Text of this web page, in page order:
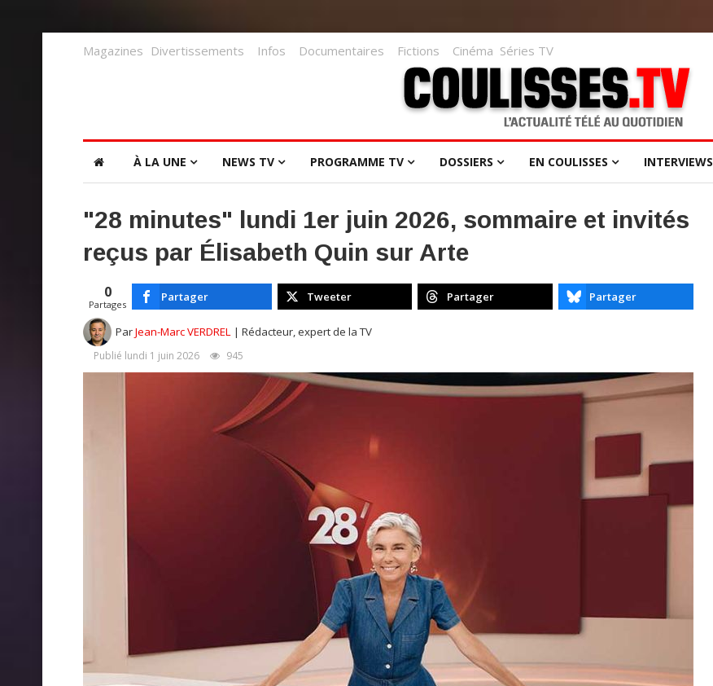
Magazines Divertissements Infos Documentaires Fictions Cinéma Séries TV
À LA UNE NEWS TV PROGRAMME TV DOSSIERS EN COULISSES INTERVIEWS
"28 minutes" lundi 1er juin 2026, sommaire et invités
reçus par Élisabeth Quin sur Arte
0
Partages
Partager Tweeter Partager Partager
ParJean-Marc VERDREL | Rédacteur, expert de la TV
Publié lundi 1 juin 2026 945